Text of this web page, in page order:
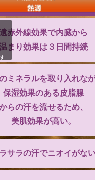
赤外線効果で内臓から
まり効果は３日間持続
ミネラルを取り入れな
保湿効果のある皮脂腺
らの汗を流せるため、
美肌効果が高い。
サラの汗でニオイがな
ルやバナジウ
素が含まれてい
からじわじわと温
、心と身体を癒
よる美肌効果、
クゼーション効
ではありませ
は★がついてい